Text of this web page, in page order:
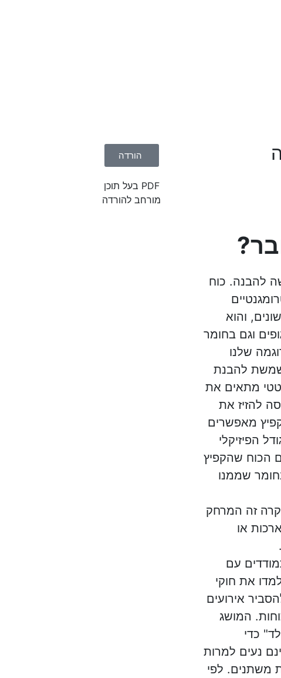
הורדה
PDF בעל תוכן
מורחב להורדה
להבנה. כוח
והוא
וגם בחומר
שלנו
להבנת
מתאים את
להזיז את
מאפשרים
הפיזיקלי
הכוח שהקפיץ
שממנו
זה המרחק
או
עם
את חוקי
אירועים
המושג
כדי
נעים למרות
משתנים. לפי